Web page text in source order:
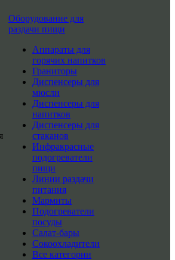
Оборудование для
раздачи пищи
Аппараты для
горячих напитков
Граниторы
Диспенсеры для
мюсли
Диспенсеры для
напитков
Диспенсеры для
стаканов
Инфракрасные
подогреватели
пищи
Линии раздачи
питания
Мармиты
Подогреватели
посуды
Салат-бары
Сокоохладители
Все категории